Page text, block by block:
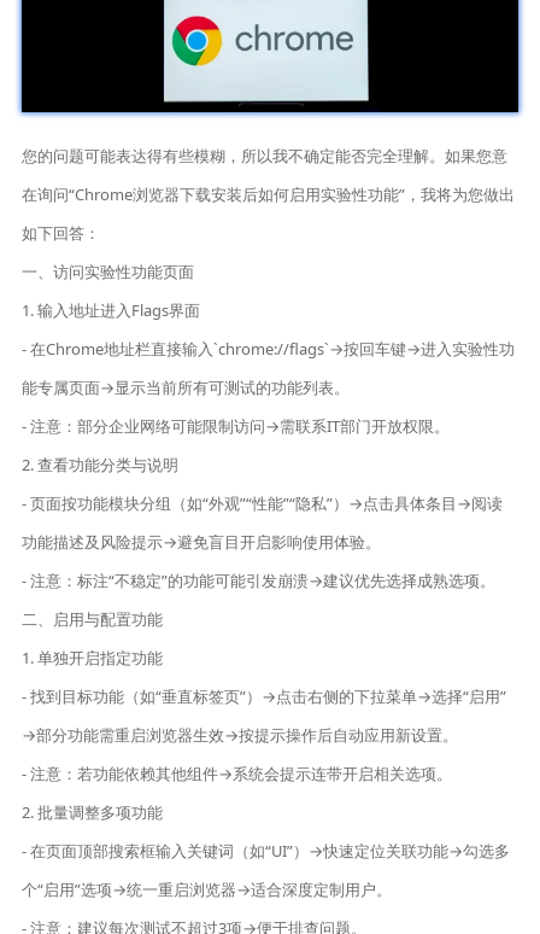
您的问题可能表达得有些模糊，所以我不确定能否完全理解。如果您意
在询问“Chrome浏览器下载安装后如何启用实验性功能”，我将为您做出
如下回答：
一、访问实验性功能页面
1. 输入地址进入Flags界面
- 在Chrome地址栏直接输入`chrome://flags`→按回车键→进入实验性功
能专属页面→显示当前所有可测试的功能列表。
- 注意：部分企业网络可能限制访问→需联系IT部门开放权限。
2. 查看功能分类与说明
- 页面按功能模块分组（如“外观”“性能”“隐私”）→点击具体条目→阅读
功能描述及风险提示→避免盲目开启影响使用体验。
- 注意：标注“不稳定”的功能可能引发崩溃→建议优先选择成熟选项。
二、启用与配置功能
1. 单独开启指定功能
- 找到目标功能（如“垂直标签页”）→点击右侧的下拉菜单→选择“启用”
→部分功能需重启浏览器生效→按提示操作后自动应用新设置。
- 注意：若功能依赖其他组件→系统会提示连带开启相关选项。
2. 批量调整多项功能
- 在页面顶部搜索框输入关键词（如“UI”）→快速定位关联功能→勾选多
个“启用”选项→统一重启浏览器→适合深度定制用户。
- 注意：建议每次测试不超过3项→便于排查问题。